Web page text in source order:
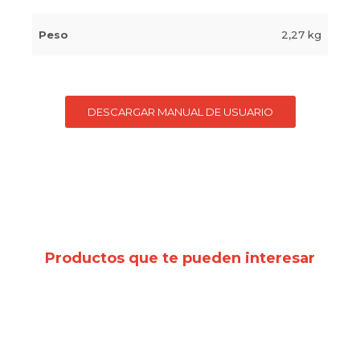
Peso 2,27 kg
DESCARGAR MANUAL DE USUARIO
Productos que te pueden interesar